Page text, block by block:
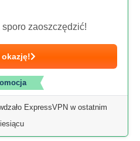
zaoszczędzić!
okazję!
ExpressVPN w ostatnim